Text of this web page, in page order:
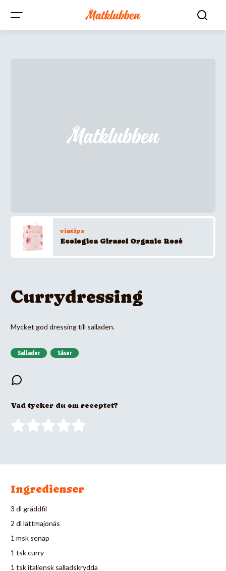
vintips
Ecologica Girasol Organic Rosé
Currydressing
Mycket god dressing till salladen.
Sallader Såser
Vad tycker du om receptet?
Ingredienser
3 dl gräddfil
2 dl lättmajonäs
1 msk senap
1 tsk curry
1 tsk italiensk salladskrydda